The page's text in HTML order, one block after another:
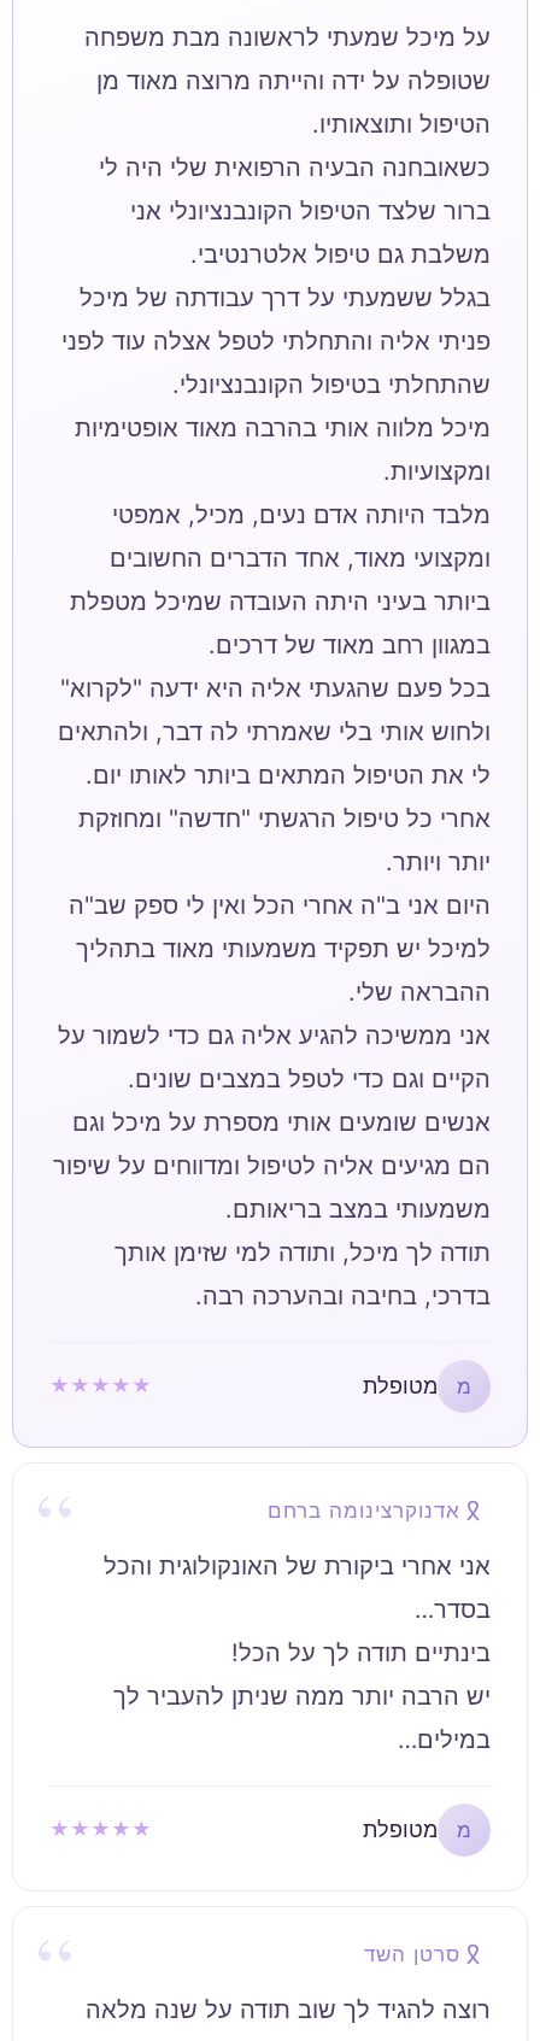
על מיכל שמעתי לראשונה מבת משפחה
שטופלה על ידה והייתה מרוצה מאוד מן
כשאובחנה הבעיה הרפואית שלי היה לי
ברור שלצד הטיפול הקונבנציונלי אני
בגלל ששמעתי על דרך עבודתה של מיכל
פניתי אליה והתחלתי לטפל אצלה עוד לפני
מיכל מלווה אותי בהרבה מאוד אופטימיות
מלבד היותה אדם נעים, מכיל, אמפטי
ומקצועי מאוד, אחד הדברים החשובים
ביותר בעיני היתה העובדה שמיכל מטפלת
בכל פעם שהגעתי אליה היא ידעה "לקרוא"
ולחוש אותי בלי שאמרתי לה דבר, ולהתאים
אחרי כל טיפול הרגשתי "חדשה" ומחוזקת
היום אני ב"ה אחרי הכל ואין לי ספק שב"ה
למיכל יש תפקיד משמעותי מאוד בתהליך
אני ממשיכה להגיע אליה גם כדי לשמור על
אנשים שומעים אותי מספרת על מיכל וגם
הם מגיעים אליה לטיפול ומדווחים על שיפור
תודה לך מיכל, ותודה למי שזימן אותך
בדרכי, בחיבה ובהערכה רבה.
מ מטופלת ★★★★★
אדנוקרצינומה ברחם
אני אחרי ביקורת של האונקולוגית והכל
יש הרבה יותר ממה שניתן להעביר לך
במילים…
מ מטופלת ★★★★★
סרטן השד
רוצה להגיד לך שוב תודה על שנה מלאה